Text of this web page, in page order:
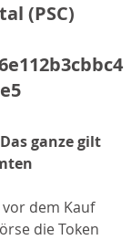
(PSC)
ganze gilt
dem Kauf
die Token